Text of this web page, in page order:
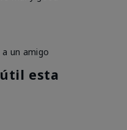
a un amigo
esta